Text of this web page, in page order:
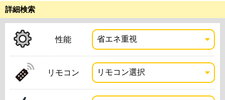
詳細検索
性能
リモコン